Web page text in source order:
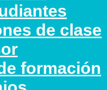
de clase
formación